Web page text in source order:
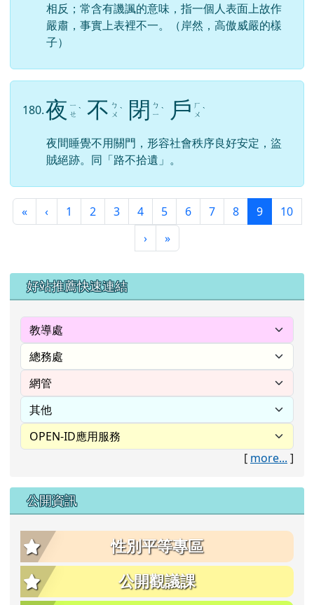
相反；常含有譏諷的意味，指一個人表面上故作
嚴肅，事實上表裡不一。（岸然，高傲威嚴的樣
子）
180.夜 ㄧ
ㄝ ˋ 不 ㄅ
ㄨ ˋ 閉
ㄅ
ㄧ ˋ 戶 ㄏ
ㄨ ˋ
夜間睡覺不用關門，形容社會秩序良好安定，盜
賊絕跡。同「路不拾遺」。
«第一頁
‹上一頁
1 2 3 4 5 6 7 8 9(目前頁次)
10
›下一頁
»最後頁
左邊區域內容
好站推薦快速連結
[ more... ]
公開資訊
性別平等專區
公開觀議課